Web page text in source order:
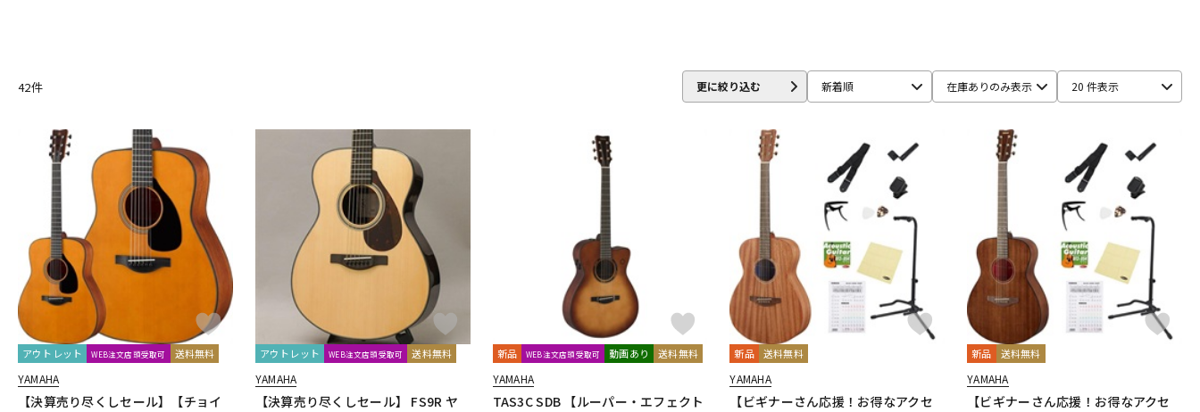
42件 更に絞り込む 新着順 在庫ありのみ表示 20 件表示
アウトレット WEB注文店頭受取可 送料無料
YAMAHA
【決算売り尽くしセール】【チョイ
アウトレット WEB注文店頭受取可 送料無料
YAMAHA
【決算売り尽くしセール】 FS9R ヤ
新品 WEB注文店頭受取可 動画あり 送料無料
YAMAHA
TAS3C SDB 【ルーパー・エフェクト
新品 送料無料
YAMAHA
【ビギナーさん応援！お得なアクセ
新品 送料無料
YAMAHA
【ビギナーさん応援！お得なアクセ